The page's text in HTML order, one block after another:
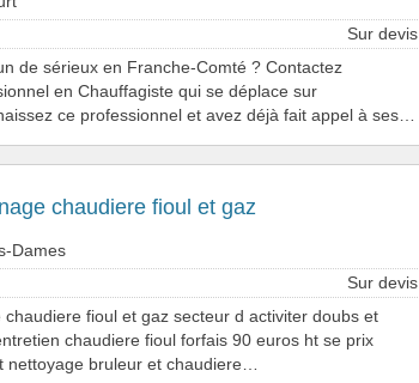
Sur devis
de sérieux en Franche-Comté ? Contactez
en Chauffagiste qui se déplace sur
ce professionnel et avez déjà fait appel à ses…
chaudiere fioul et gaz
Dames
Sur devis
fioul et gaz secteur d activiter doubs et
chaudiere fioul forfais 90 euros ht se prix
nettoyage bruleur et chaudiere…